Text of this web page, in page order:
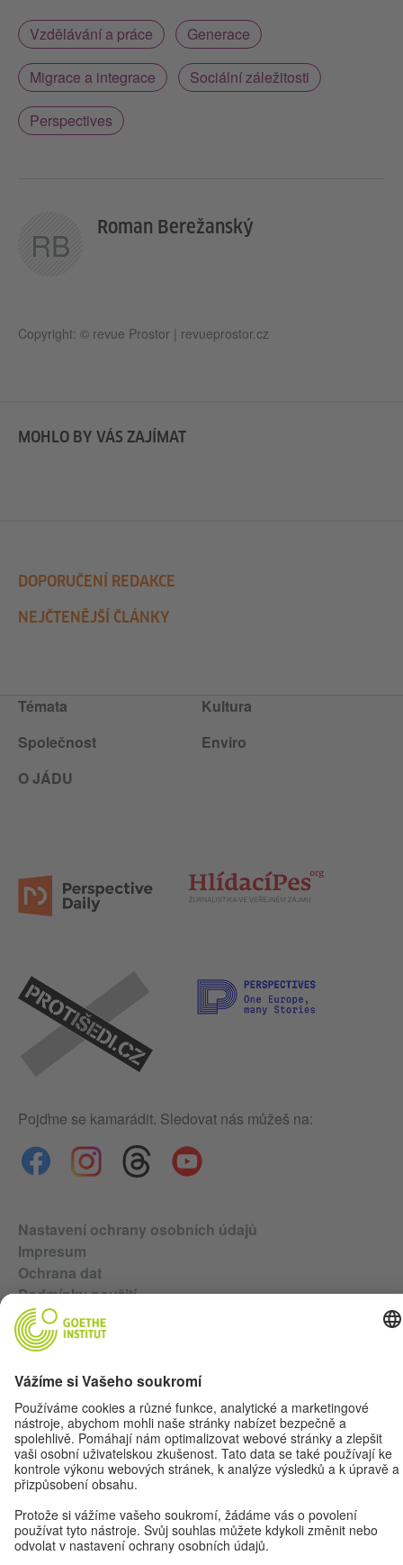
Vzdělávání a práce Generace
Migrace a integrace Sociální záležitosti
Perspectives
RB Roman Berežanský
Copyright: © revue Prostor | revueprostor.cz
MOHLO BY VÁS ZAJÍMAT
DOPORUČENÍ REDAKCE
NEJČTENĚJŠÍ ČLÁNKY
Témata
Kultura
Společnost
Enviro
O JÁDU
Nastavení ochrany osobních údajů
Impresum
Ochrana dat
Podmínky použití
Pojďme se kamarádit. Sledovat nás můžeš na: